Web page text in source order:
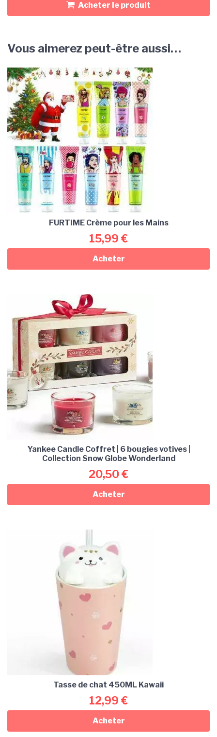
Acheter le produit
Vous aimerez peut-être aussi…
FURTIME Crème pour les Mains
15,99 €
Acheter
Yankee Candle Coffret | 6 bougies votives |
Collection Snow Globe Wonderland
20,50€
Acheter
Tasse de chat 450ML Kawaii
12,99 €
Acheter